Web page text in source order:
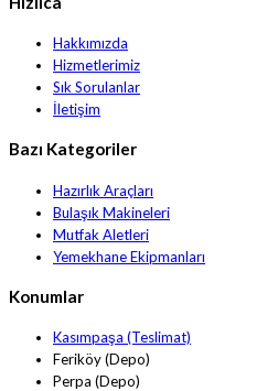
Hakkımızda
Hizmetlerimiz
Sık Sorulanlar
İletişim
Bazı Kategoriler
Hazırlık Araçları
Bulaşık Makineleri
Mutfak Aletleri
Yemekhane Ekipmanları
Konumlar
Kasımpaşa (Teslimat)
Feriköy (Depo)
Perpa (Depo)